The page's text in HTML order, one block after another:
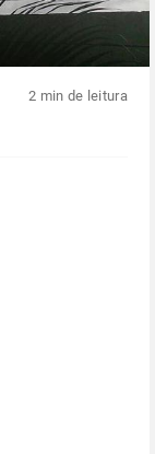
2 min de leitura